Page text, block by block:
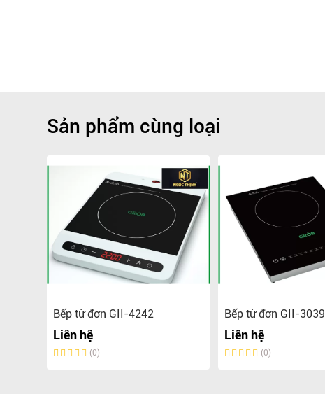
Sản phẩm cùng loại
Bếp từ đơn GII-4242
Liên hệ
(0)
Bếp từ đơn GII-3039
Liên hệ
(0)